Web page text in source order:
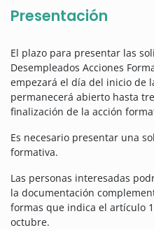
Presentación
El plazo para presentar las
Desempleados Acciones
empezará el día del inicio de
permanecerá abierto hasta
finalización de la acción
Es necesario presentar una
formativa.
Las personas interesadas
la documentación
formas que indica el artículo
octubre.